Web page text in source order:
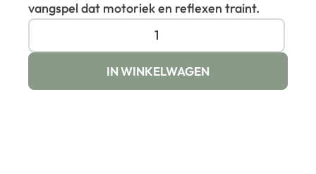
vangspel dat motoriek en reflexen traint.
IN WINKELWAGEN